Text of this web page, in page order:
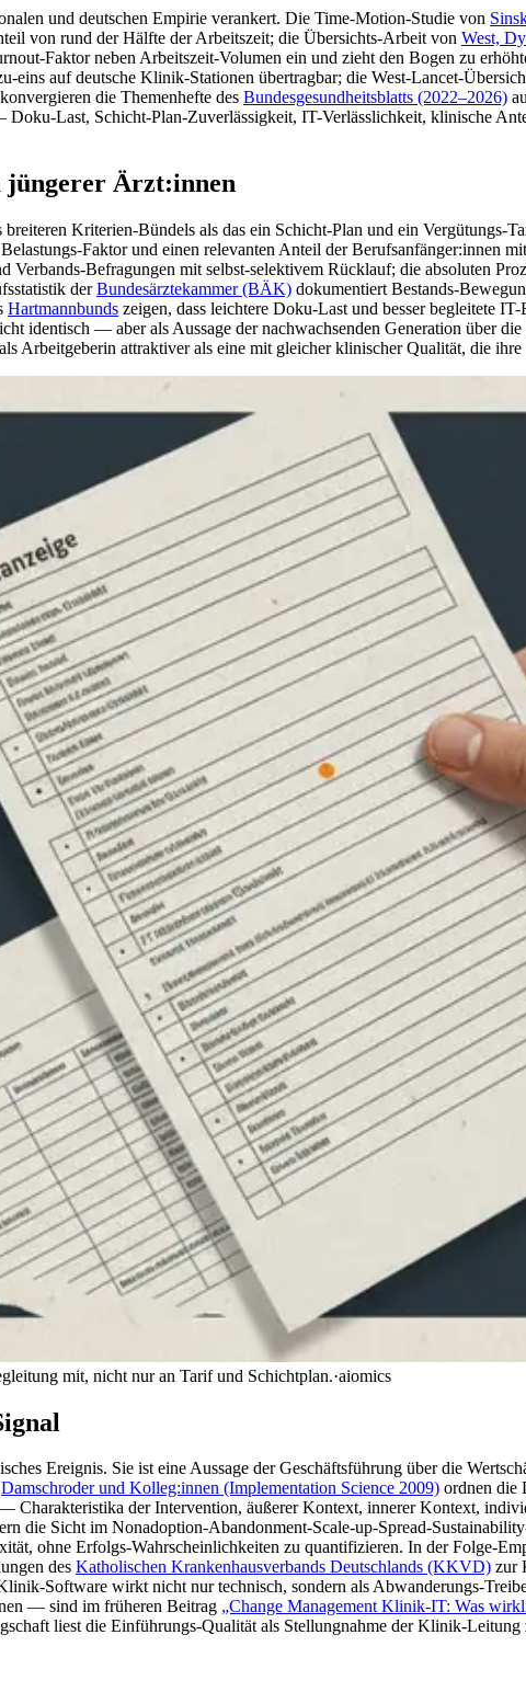
und deutschen Empirie verankert. Die Time-Motion-Studie von
von rund der Hälfte der Arbeitszeit; die Übersichts-Arbeit von West,
Faktor neben Arbeitszeit-Volumen ein und zieht den Bogen zu
auf deutsche Klinik-Stationen übertragbar; die West-Lancet-
die Themenhefte des Bundesgesundheitsblatts (2022–2026)
Last, Schicht-Plan-Zuverlässigkeit, IT-Verlässlichkeit, klinische
Ärzt:innen
Kriterien-Bündels als das ein Schicht-Plan und ein Vergütungs-
Faktor und einen relevanten Anteil der Berufsanfänger:innen
Befragungen mit selbst-selektivem Rücklauf; die absoluten
derBundesärztekammer (BÄK) dokumentiert Bestands-
Hartmannbunds zeigen, dass leichtere Doku-Last und besser begleitete
identisch — aber als Aussage der nachwachsenden Generation über
Arbeitgeberin attraktiver als eine mit gleicher klinischer Qualität, die
mit, nicht nur an Tarif und Schichtplan.·aiomics
Ereignis. Sie ist eine Aussage der Geschäftsführung über die
Damschroder und Kolleg:innen (Implementation Science 2009) ordnen die
der Intervention, äußerer Kontext, innerer Kontext,
die Sicht im Nonadoption-Abandonment-Scale-up-Spread-
ohne Erfolgs-Wahrscheinlichkeiten zu quantifizieren. In der Folge-
des Katholischen Krankenhausverbands Deutschlands (KKVD) zur
Software wirkt nicht nur technisch, sondern als Abwanderungs-
— sind im früheren Beitrag „Change Management Klinik-IT: Was
liest die Einführungs-Qualität als Stellungnahme der Klinik-Leitung